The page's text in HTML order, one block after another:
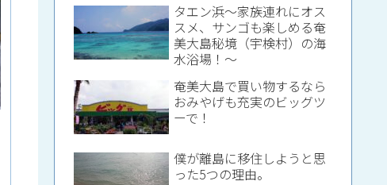
タエン浜～家族連れにオス
スメ、サンゴも楽しめる奄
美大島秘境（宇検村）の海
水浴場！～
奄美大島で買い物するなら
おみやげも充実のビッグツ
ーで！
僕が離島に移住しようと思
った5つの理由。